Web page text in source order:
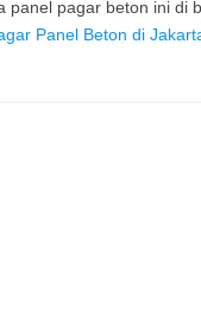
panel pagar beton ini di
Panel Beton di